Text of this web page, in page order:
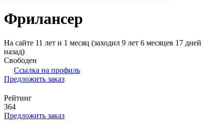
Фрилансер
На сайте 11 лет и 1 месяц (заходил 9 лет 6 месяцев 17 дней
назад)
Свободен
Ссылка на профиль
Предложить заказ
Рейтинг
364
Предложить заказ